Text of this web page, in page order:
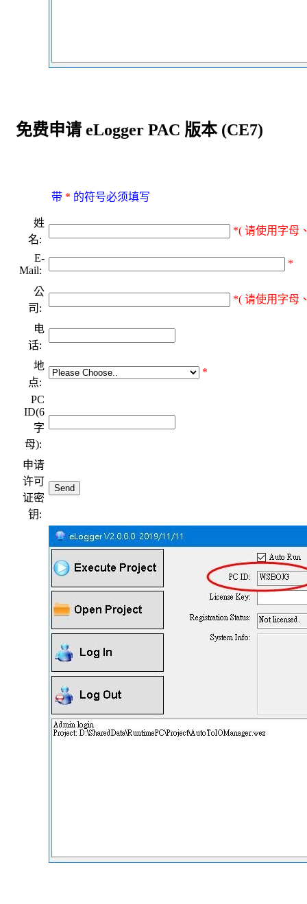
免费申请 eLogger PAC 版本 (CE7)
带 * 的符号必须填写
姓
名:
*( 请使用字母
E-
Mail:
*
公
司:
*( 请使用字母
电
话:
地
点:
*
PC
ID(6
字
母):
申请
许可
证密
钥: